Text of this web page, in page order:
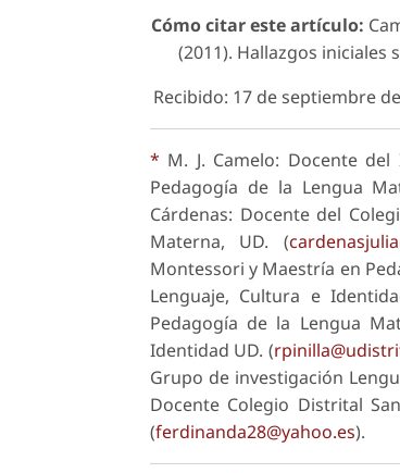
Cómo citar este artículo:
(2011). Hallazgos iniciales
Recibido: 17 de septiembre
* M. J. Camelo: Docente
Pedagogía de la Lengua
Cárdenas: Docente del
Materna, UD. (
Montessori y Maestría en
Lenguaje, Cultura e
Pedagogía de la Lengua
Identidad UD. (
Grupo de investigación
Docente Colegio Distrital
(ferdinanda28@yahoo.es).